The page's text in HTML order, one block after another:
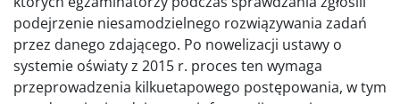
podejrzenie niesamodzielnego rozwiązywania zadań
przez danego zdającego. Po nowelizacji ustawy o
systemie oświaty z 2015 r. proces ten wymaga
przeprowadzenia kilkuetapowego postępowania, w tym